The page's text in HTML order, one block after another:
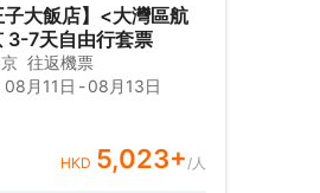
僅需20分鐘便可抵達。
，提供前往銀座和築底
供泰式按摩和身體護理
。 Bayern餐廳提供自助
料理，而古稀殿中餐廳則
停車場（車高限制
車費用為每晚每輛車收
。需要辦理停車票，請
超過24小時或中途出庫
子大飯店】<大灣區航
3-7天自由行套票
往返機票
08月11日 -08月13日
HKD 5,023+/人